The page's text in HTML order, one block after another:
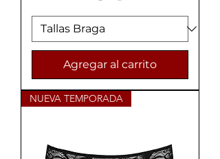
Agregar al carrito
NUEVA TEMPORADA